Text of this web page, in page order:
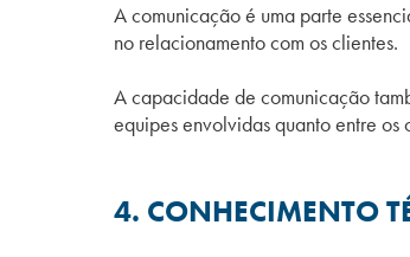
A comunicação é uma parte
no relacionamento com os clientes.
A capacidade de comunicação
equipes envolvidas quanto entre os
4. CONHECIMENTO